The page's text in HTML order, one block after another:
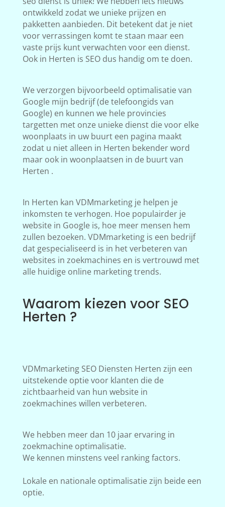
ontwikkeld zodat we unieke prijzen en
pakketten aanbieden. Dit betekent dat je niet
voor verrassingen komt te staan maar een
vaste prijs kunt verwachten voor een dienst.
Ook in Herten is SEO dus handig om te doen.
We verzorgen bijvoorbeeld optimalisatie van
Google mijn bedrijf (de telefoongids van
Google) en kunnen we hele provincies
targetten met onze unieke dienst die voor elke
woonplaats in uw buurt een pagina maakt
zodat u niet alleen in Herten bekender word
maar ook in woonplaatsen in de buurt van
Herten .
In Herten kan VDMmarketing je helpen je
inkomsten te verhogen. Hoe populairder je
website in Google is, hoe meer mensen hem
zullen bezoeken. VDMmarketing is een bedrijf
dat gespecialiseerd is in het verbeteren van
websites in zoekmachines en is vertrouwd met
alle huidige online marketing trends.
Waarom kiezen voor SEO
Herten ?
VDMmarketing SEO Diensten Herten zijn een
uitstekende optie voor klanten die de
zichtbaarheid van hun website in
zoekmachines willen verbeteren.
We hebben meer dan 10 jaar ervaring in
zoekmachine optimalisatie.
We kennen minstens veel ranking factors.
Lokale en nationale optimalisatie zijn beide een
optie.